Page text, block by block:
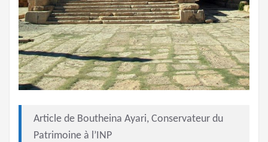
Article de Boutheina Ayari, Conservateur du
Patrimoine à l’INP